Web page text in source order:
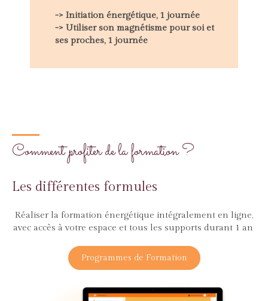
-> Initiation énergétique, 1 journée
-> Utiliser son magnétisme pour soi et
ses proches, 1 journée
Comment profiter de la formation ?
Les différentes formules
Réaliser la formation énergétique intégralement en ligne,
avec accès à votre espace et tous les supports durant 1 an
Programmes de Formation